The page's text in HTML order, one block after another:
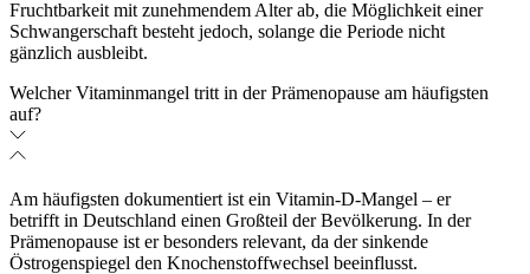
Fruchtbarkeit mit zunehmendem Alter ab, die Möglichkeit einer
Schwangerschaft besteht jedoch, solange die Periode nicht
gänzlich ausbleibt.
Welcher Vitaminmangel tritt in der Prämenopause am häufigsten
auf?
Am häufigsten dokumentiert ist ein Vitamin-D-Mangel – er
betrifft in Deutschland einen Großteil der Bevölkerung. In der
Prämenopause ist er besonders relevant, da der sinkende
Östrogenspiegel den Knochenstoffwechsel beeinflusst.